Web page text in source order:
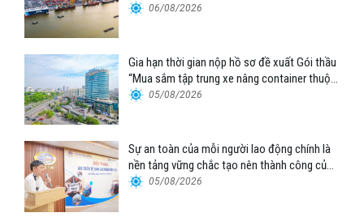
06/08/2026
Gia hạn thời gian nộp hồ sơ đề xuất Gói thầu
“Mua sắm tập trung xe nâng container thuộc
Tổng công ty Hàng hải Việt Nam – CTCP”
05/08/2026
Sự an toàn của mỗi người lao động chính là
nền tảng vững chắc tạo nên thành công của
Cảng Đà Nẵng
05/08/2026